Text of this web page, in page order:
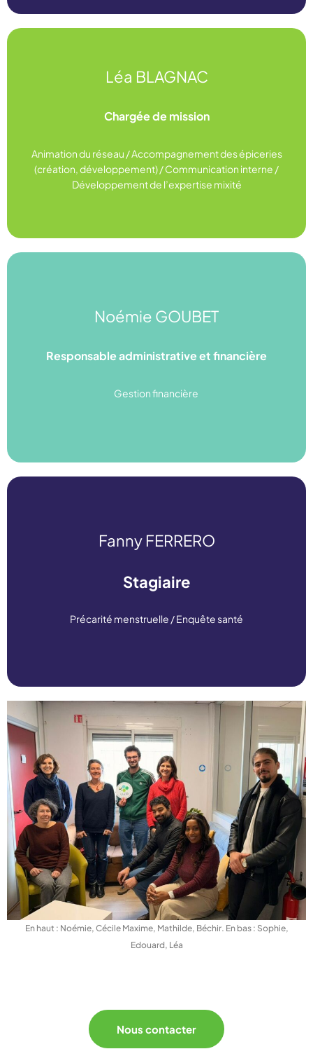
Léa BLAGNAC
Chargée de mission
Animation du réseau / Accompagnement des épiceries
(création, développement) / Communication interne /
Développement de l’expertise mixité
Linkedin
Noémie GOUBET
Responsable administrative et financière
Gestion financière
noemie.goubet@ugess.org
06 13 34 27 28
Linkedin
Fanny FERRERO
Stagiaire
Précarité menstruelle / Enquête santé
stage@ugess.org
En haut : Noémie, Cécile Maxime, Mathilde, Béchir. En bas : Sophie,
Edouard, Léa
Nous contacter